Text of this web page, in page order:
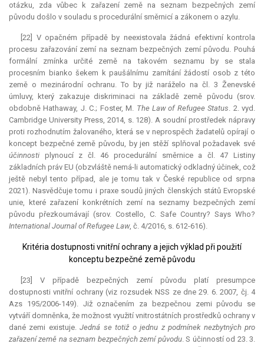
otázku, zda vůbec k zařazení země na seznam bezpečných zemí
původu došlo v souladu s procedurální směrnicí a zákonem o azylu.
[22] V opačném případě by neexistovala žádná efektivní kontrola
procesu zařazování zemí na seznam bezpečných zemí původu. Pouhá
formální zmínka určité země na takovém seznamu by se stala
procesním bianko šekem k paušálnímu zamítání žádostí osob z této
země o mezinárodní ochranu. To by již naráželo na čl. 3 Ženevské
úmluvy, který zakazuje diskriminaci na základě země původu (srov.
obdobně Hathaway, J. C.; Foster, M. The Law of RefugeeStatus. 2. vyd.
Cambridge University Press, 2014, s. 128). A soudní prostředek nápravy
proti rozhodnutím žalovaného, která se v neprospěch žadatelů opírají o
koncept bezpečné země původu, by jen stěží splňoval požadavek své
účinnosti plynoucí z čl. 46 procedurální směrnice a čl. 47 Listiny
základních práv EU (obzvláště nemá-li automatický odkladný účinek, což
ještě nebyl tento případ, ale je tomu tak v České republice od srpna
2021). Nasvědčuje tomu i praxe soudů jiných členských států Evropské
unie, které zařazení konkrétních zemí na seznamy bezpečných zemí
původu přezkoumávají (srov. Costello, C. Safe Country? Says Who?
International Journal of Refugee Law, č. 4/2016, s. 612-616).
Kritéria dostupnosti vnitřní ochrany a jejich výklad při použití
konceptu bezpečné země původu
[23] V případě bezpečných zemí původu platí presumpce
dostupnosti vnitřní ochrany (viz rozsudek NSS ze dne 29. 6. 2007, čj. 4
Azs 195/2006-149). Již označením za bezpečnou zemi původu se
vytváří domněnka, že možnost využití vnitrostátních prostředků ochrany v
dané zemi existuje.Jedná se totiž o jednu z podmínek nezbytných pro
zařazení země na seznam bezpečných zemí původu. S účinností od 23. 3.